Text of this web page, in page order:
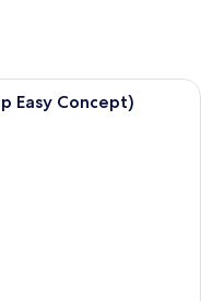
med en stor seng,
Easy Concept)